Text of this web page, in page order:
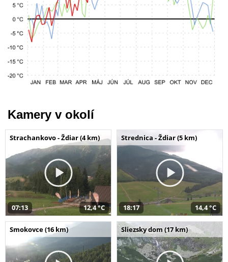
Kamery v okolí
Strachankovo - Ždiar (4 km)
07:13 12,4 °C
Strednica - Ždiar (5 km)
18:17 14,4 °C
Smokovce (16 km) Sliezsky dom (17 km)